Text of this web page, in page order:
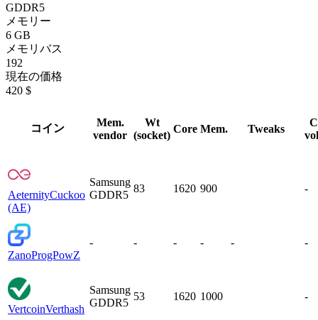
GDDR5
メモリー
6 GB
メモリバス
192
現在の価格
420 $
コイン
Mem.
vendor
Wt
(socket)
Core Mem. Tweaks
AeternityCuckoo
(AE)
Samsung
GDDR5
83 1620 900 -
ZanoProgPowZ
- - - - - -
VertcoinVerthash
Samsung
GDDR5
53 1620 1000 -